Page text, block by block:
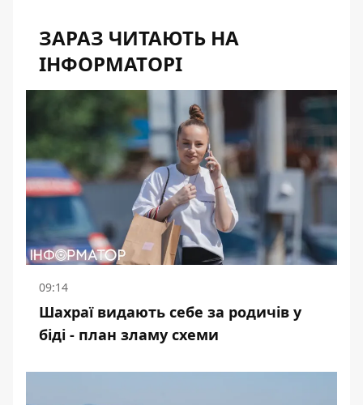
ЗАРАЗ ЧИТАЮТЬ НА
ІНФОРМАТОРІ
09:14
Шахраї видають себе за родичів у
біді - план зламу схеми